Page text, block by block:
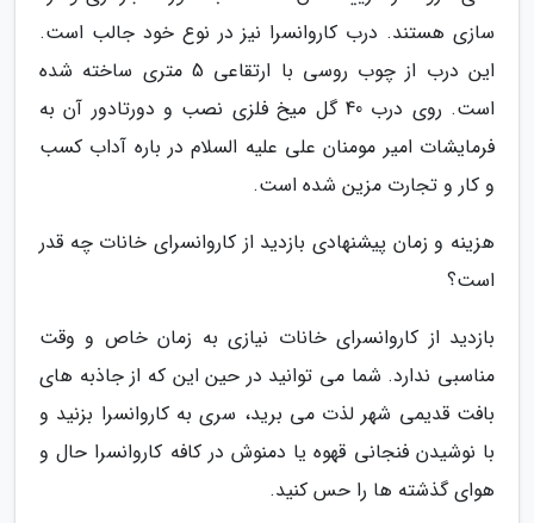
سازی هستند. درب کاروانسرا نیز در نوع خود جالب است.
این درب از چوب روسی با ارتقاعی 5 متری ساخته شده
است. روی درب 40 گل میخ فلزی نصب و دورتادور آن به
فرمایشات امیر مومنان علی علیه السلام در باره آداب کسب
و کار و تجارت مزین شده است.
هزینه و زمان پیشنهادی بازدید از کاروانسرای خانات چه قدر
است؟
بازدید از کاروانسرای خانات نیازی به زمان خاص و وقت
مناسبی ندارد. شما می توانید در حین این که از جاذبه های
بافت قدیمی شهر لذت می برید، سری به کاروانسرا بزنید و
با نوشیدن فنجانی قهوه یا دمنوش در کافه کاروانسرا حال و
هوای گذشته ها را حس کنید.